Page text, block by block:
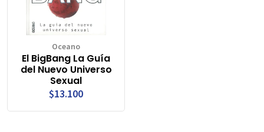
Oceano
El BigBang La Guía
del Nuevo Universo
Sexual
$13.100